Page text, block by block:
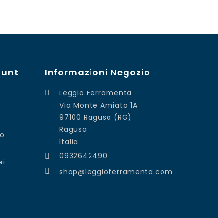
Informazioni Negozio

Leggio Ferramenta
Via Monte Amiata 1A
97100 Ragusa (RG)
Ragusa
Italia
 0932642490
 shop@leggioferramenta.com